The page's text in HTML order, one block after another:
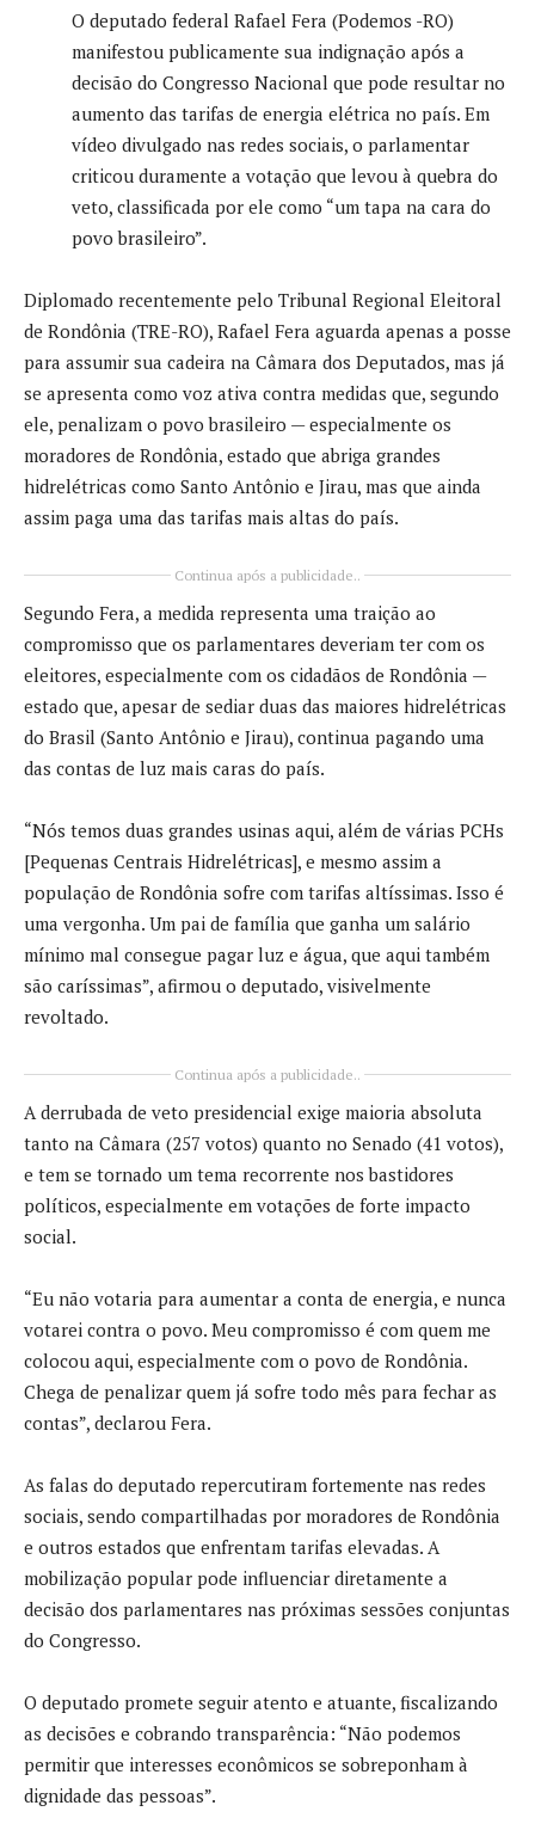
O deputado federal Rafael Fera (Podemos -RO)
manifestou publicamente sua indignação após a
decisão do Congresso Nacional que pode resultar no
aumento das tarifas de energia elétrica no país. Em
vídeo divulgado nas redes sociais, o parlamentar
criticou duramente a votação que levou à quebra do
veto, classificada por ele como “um tapa na cara do
povo brasileiro”.
Diplomado recentemente pelo Tribunal Regional Eleitoral
de Rondônia (TRE-RO), Rafael Fera aguarda apenas a posse
para assumir sua cadeira na Câmara dos Deputados, mas já
se apresenta como voz ativa contra medidas que, segundo
ele, penalizam o povo brasileiro — especialmente os
moradores de Rondônia, estado que abriga grandes
hidrelétricas como Santo Antônio e Jirau, mas que ainda
assim paga uma das tarifas mais altas do país.
Continua após a publicidade..
Segundo Fera, a medida representa uma traição ao
compromisso que os parlamentares deveriam ter com os
eleitores, especialmente com os cidadãos de Rondônia —
estado que, apesar de sediar duas das maiores hidrelétricas
do Brasil (Santo Antônio e Jirau), continua pagando uma
das contas de luz mais caras do país.
“Nós temos duas grandes usinas aqui, além de várias PCHs
[Pequenas Centrais Hidrelétricas], e mesmo assim a
população de Rondônia sofre com tarifas altíssimas. Isso é
uma vergonha. Um pai de família que ganha um salário
mínimo mal consegue pagar luz e água, que aqui também
são caríssimas”, afirmou o deputado, visivelmente
revoltado.
Continua após a publicidade..
A derrubada de veto presidencial exige maioria absoluta
tanto na Câmara (257 votos) quanto no Senado (41 votos),
e tem se tornado um tema recorrente nos bastidores
políticos, especialmente em votações de forte impacto
social.
“Eu não votaria para aumentar a conta de energia, e nunca
votarei contra o povo. Meu compromisso é com quem me
colocou aqui, especialmente com o povo de Rondônia.
Chega de penalizar quem já sofre todo mês para fechar as
contas”, declarou Fera.
As falas do deputado repercutiram fortemente nas redes
sociais, sendo compartilhadas por moradores de Rondônia
e outros estados que enfrentam tarifas elevadas. A
mobilização popular pode influenciar diretamente a
decisão dos parlamentares nas próximas sessões conjuntas
do Congresso.
O deputado promete seguir atento e atuante, fiscalizando
as decisões e cobrando transparência: “Não podemos
permitir que interesses econômicos se sobreponham à
dignidade das pessoas”.